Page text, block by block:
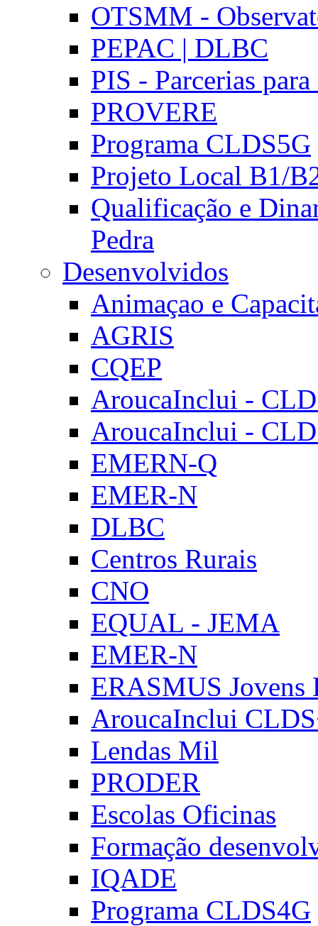
OTSMM -
PEPAC | DLBC
PIS - Parcerias
PROVERE
Programa CLDS5G
Projeto Local B1/
Qualificação e
Pedra
Desenvolvidos
Animaçao e
AGRIS
CQEP
AroucaInclui -
AroucaInclui -
EMERN-Q
EMER-N
DLBC
Centros Rurais
CNO
EQUAL - JEMA
EMER-N
ERASMUS Jovens
AroucaInclui
Lendas Mil
PRODER
Escolas Oficinas
Formação
IQADE
Programa CLDS4G